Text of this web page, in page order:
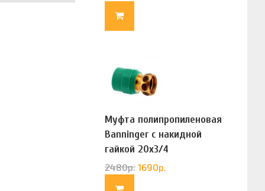
Муфта полипропиленовая
Banninger с накидной
гайкой 20х3/4
(G83322020)
2480р. 1690р.